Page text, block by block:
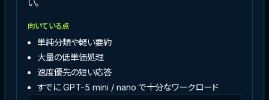
い。
向いている点
単純分類や軽い要約
大量の低単価処理
速度優先の短い応答
すでに GPT-5 mini / nano で十分なワークロード